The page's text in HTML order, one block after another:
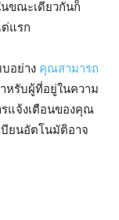
ขณะเดียวกันก็
แรก
อย่าง คุณสามารถ
หรับผู้ที่อยู่ในความ
แจ้งเตือนของคุณ
บียนอัตโนมัติอาจ